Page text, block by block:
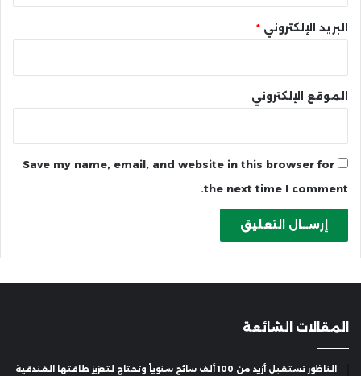
البريد الإلكتروني *
الموقع الإلكتروني
Save my name, email, and website in this browser for
the next time I comment.
المقالات الشائعة
الناظور تستقبل أزيد من 100 ألف سائح سنوياً وتحتاج لتعزيز طاقتها الفندقية